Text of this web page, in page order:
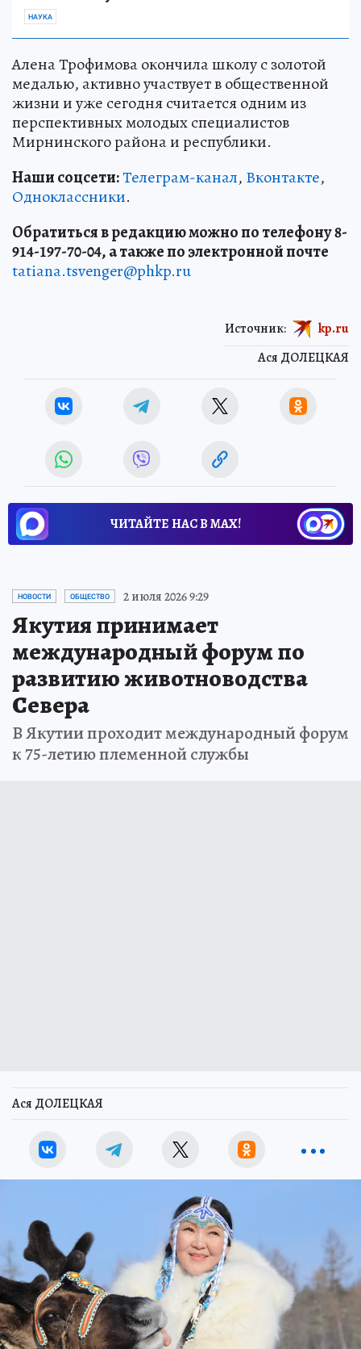
НАУКА
Алена Трофимова окончила школу с золотой
медалью, активно участвует в общественной
жизни и уже сегодня считается одним из
перспективных молодых специалистов
Мирнинского района и республики.
Наши соцсети:Телеграм-канал, Вконтакте,
Одноклассники.
Обратиться в редакцию можно по телефону 8-
914-197-70-04, а также по электронной почте
tatiana.tsvenger@phkp.ru
Ася ДОЛЕЦКАЯ
Источник: kp.ru
ЧИТАЙТЕ НАС В МАХ!
НОВОСТИ ОБЩЕСТВО 2 июля 2026 9:29
Якутия принимает
международный форум по
развитию животноводства
Севера
В Якутии проходит международный форум
к 75-летию племенной службы
Ася ДОЛЕЦКАЯ